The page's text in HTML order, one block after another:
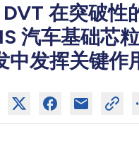
在突破性
汽车基础芯
中发挥关键作